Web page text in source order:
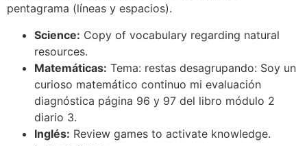
pentagrama (líneas y espacios).
Science: Copy of vocabulary regarding natural
resources.
Matemáticas: Tema: restas desagrupando: Soy un
curioso matemático continuo mi evaluación
diagnóstica página 96 y 97 del libro módulo 2
diario 3.
Inglés: Review games to activate knowledge.